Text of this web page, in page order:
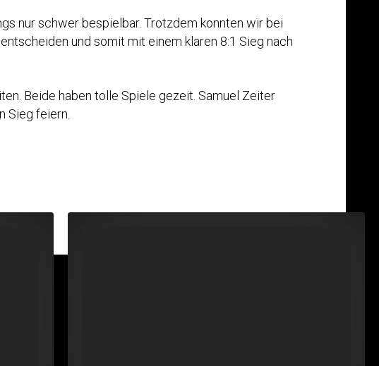
nur schwer bespielbar. Trotzdem konnten wir bei
und somit mit einem klaren 8:1 Sieg nach
Beide haben tolle Spiele gezeit. Samuel Zeiter
Sieg feiern.